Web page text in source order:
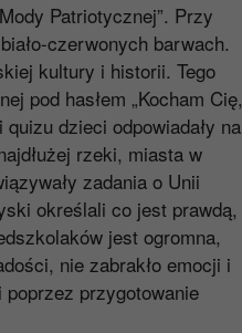
Patriotycznej”. Przy
czerwonych barwach.
kultury i historii. Tego
pod hasłem „Kocham Cię,
dzieci odpowiadały na
rzeki, miasta w
zadania o Unii
określali co jest prawdą,
jest ogromna,
nie zabrakło emocji i
przygotowanie